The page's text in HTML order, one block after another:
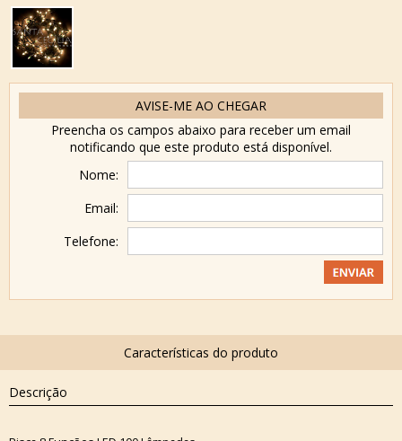
AVISE-ME AO CHEGAR
Preencha os campos abaixo para receber um email
notificando que este produto está disponível.
Nome:
Email:
Telefone:
Descrição